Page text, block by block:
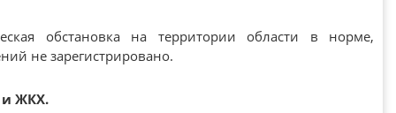
обстановка на территории области в норме,
не зарегистрировано.
и ЖКХ.